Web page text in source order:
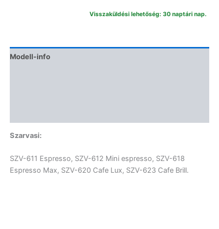
mennyiség
Visszaküldési lehetőség: 30 naptári nap.
Modell-info
Szarvasi:
SZV-611 Espresso, SZV-612 Mini espresso, SZV-618
Espresso Max, SZV-620 Cafe Lux, SZV-623 Cafe Brill.